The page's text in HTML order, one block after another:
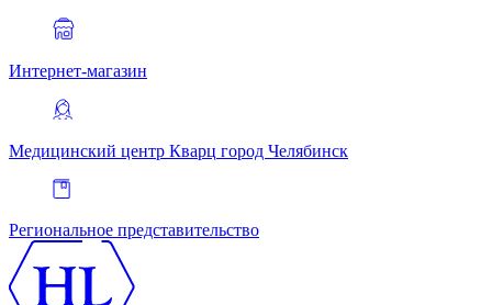
Интернет-магазин
Медицинский центр Кварц город Челябинск
Региональное представительство